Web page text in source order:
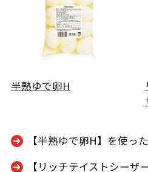
半熟ゆで卵H
【半熟ゆで卵H】を使っ
【リッチテイストシーザ